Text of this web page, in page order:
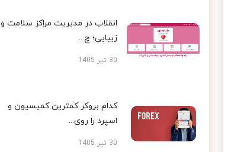
انقلاب در مدیریت مراکز سلامت و
زیبایی؛ چ...
30 تیر 1405
کدام بروکر کمترین کمیسیون و
اسپرد را روی...
30 تیر 1405